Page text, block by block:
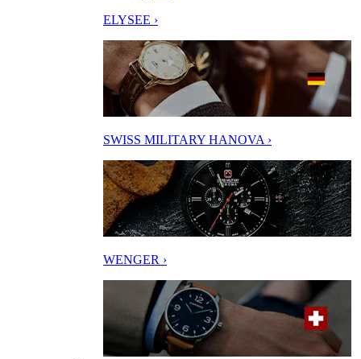
ELYSEE ›
SWISS MILITARY HANOVA ›
WENGER ›